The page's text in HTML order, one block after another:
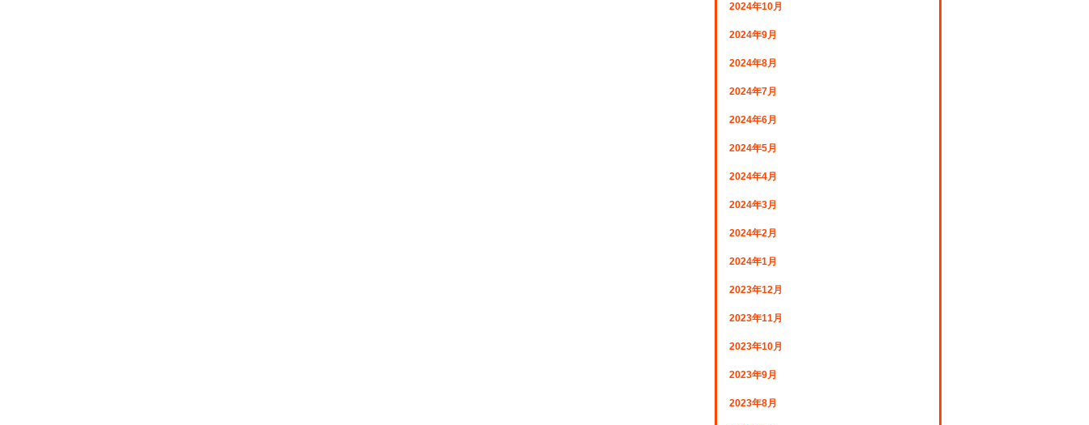
2024年10月
2024年9月
2024年8月
2024年7月
2024年6月
2024年5月
2024年4月
2024年3月
2024年2月
2024年1月
2023年12月
2023年11月
2023年10月
2023年9月
2023年8月